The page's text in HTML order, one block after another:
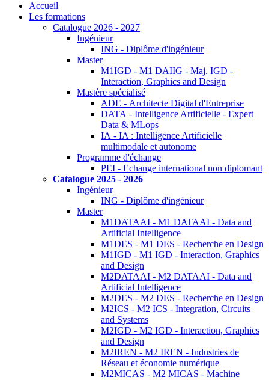
Accueil
Les formations
Catalogue 2026 - 2027
Ingénieur
ING - Diplôme d'ingénieur
Master
M1IGD - M1 DAIIG - Maj. IGD -
Interaction, Graphics and Design
Mastère spécialisé
ADE - Architecte Digital d'Entreprise
DATA - Intelligence Artificielle - Expert
Data & MLops
IA - IA : Intelligence Artificielle
multimodale et autonome
Programme d'échange
PEI - Echange international non diplomant
Catalogue 2025 - 2026
Ingénieur
ING - Diplôme d'ingénieur
Master
M1DATAAI - M1 DATAAI - Data and
Artificial Intelligence
M1DES - M1 DES - Recherche en Design
M1IGD - M1 IGD - Interaction, Graphics
and Design
M2DATAAI - M2 DATAAI - Data and
Artificial Intelligence
M2DES - M2 DES - Recherche en Design
M2ICS - M2 ICS - Integration, Circuits
and Systems
M2IGD - M2 IGD - Interaction, Graphics
and Design
M2IREN - M2 IREN - Industries de
Réseau et économie numérique
M2MICAS - M2 MICAS - Machine